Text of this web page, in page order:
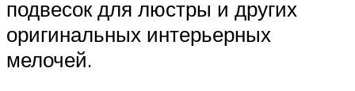
подвесок для люстры и других
оригинальных интерьерных
мелочей.